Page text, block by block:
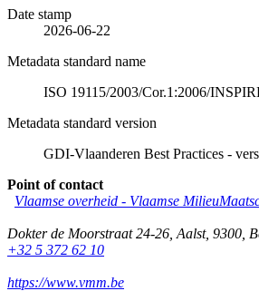
Date stamp
2026-06-22
Metadata standard name
ISO 19115/2003/Cor.1:2006/
Metadata standard version
GDI-Vlaanderen Best Practices -
Point of contact
Vlaamse overheid - Vlaamse
Dokter de Moorstraat 24-26 Aalst, 9300
+32 5 372 62 10
https://www.vmm.be